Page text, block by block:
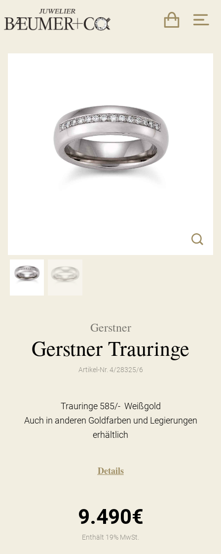
Gerstner
Gerstner Trauringe
Artikel-Nr. 4/28325/6
Trauringe 585/- Weißgold
Auch in anderen Goldfarben und Legierungen
erhältlich
Details
9.490€
Enthält 19% MwSt.